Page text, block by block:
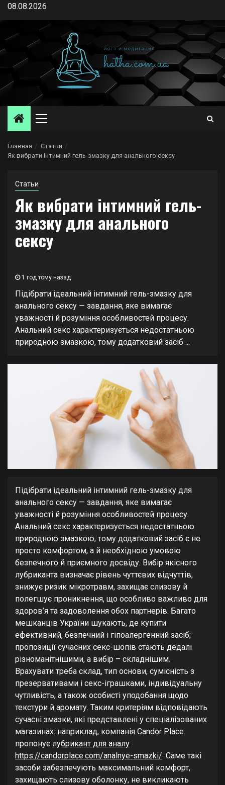
Перейти
содержимому
08.08.2026
Основное
Главная
Статьи
Як вибрати інтимний гель-змазку для анального сексу
Статьи
Як вибрати інтимний гель-
змазку для анального
сексу
1 год тому назад
Підібрати ідеальний інтимний гель-змазку для
анального сексу — завдання, яке вимагає
уважності й розуміння особливостей процесу.
Анальний секс характеризується недостатньою
природною змазкою, тому додатковий засіб ...
Підібрати ідеальний інтимний гель-змазку для
анального сексу — завдання, яке вимагає
уважності й розуміння особливостей процесу.
Анальний секс характеризується недостатньою
природною змазкою, тому додатковий засіб є не
просто комфортом, а й необхідною умовою
безпечного й приємного досвіду. Вибір якісного
лубриканта визначає рівень чуттєвих відчуттів,
знижує ризик мікротравм, захищає слизову й
полегшує проникнення, що особливо важливо для
здоров’я та задоволення обох партнерів. Багато
мешканців України шукають, де купити
ефективний, безпечний і гіпоалергенний засіб;
пропозиції сучасних секс-шопів стають дедалі
різноманітнішими, а вибір – складнішим.
Врахувати треба склад, тип основи, сумісність з
презервативами і секс-іграшками, індивідуальну
чутливість, а також особисті уподобання щодо
текстури й аромату. Таким критеріям відповідають
сучасні змазки, які представлені у спеціалізованих
магазинах: наприклад, компанія Candor Place
пропонує лубрикант для аналу
https://candorplace.com/analnye-smazki/. Саме такі
засоби забезпечують максимальний комфорт,
захищають слизову оболонку, не викликають